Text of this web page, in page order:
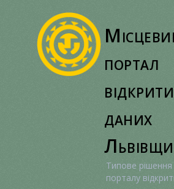
портал
даних
Типове
порталу